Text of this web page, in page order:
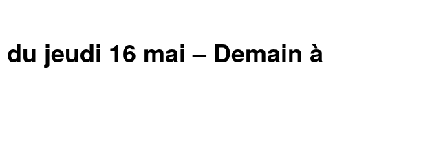
jeudi 16 mai – Demain à